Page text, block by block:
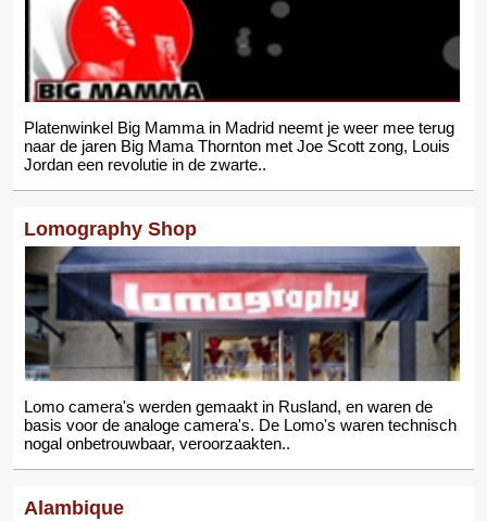
Platenwinkel Big Mamma in Madrid neemt je weer mee terug
naar de jaren Big Mama Thornton met Joe Scott zong, Louis
Jordan een revolutie in de zwarte..
Lomography Shop
Lomo camera's werden gemaakt in Rusland, en waren de
basis voor de analoge camera's. De Lomo's waren technisch
nogal onbetrouwbaar, veroorzaakten..
Alambique